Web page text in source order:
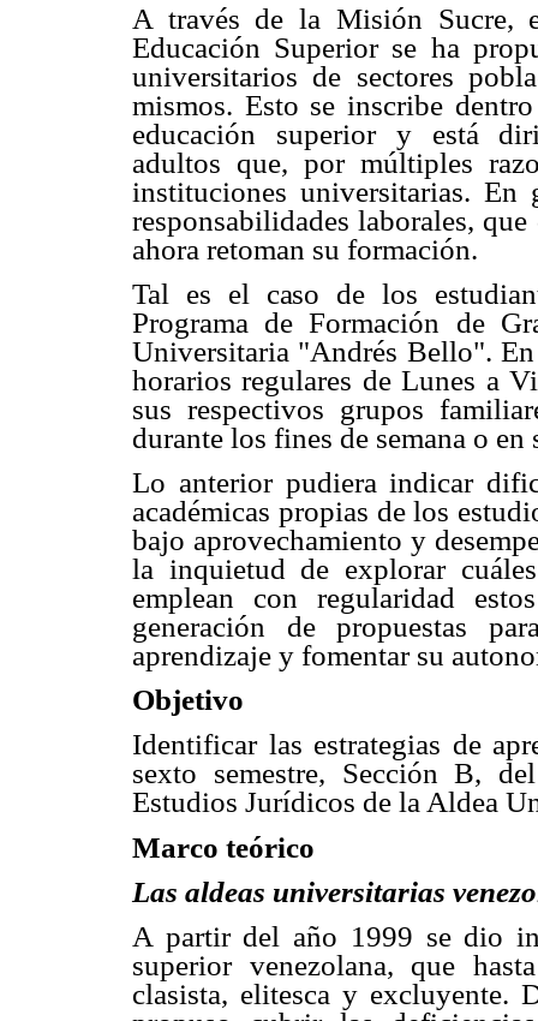
A través de la Misión Sucre,
Educación Superior se ha
universitarios de sectores
mismos. Esto se inscribe
educación superior y está
adultos que, por múltiples
instituciones universitarias. En
responsabilidades laborales,
ahora retoman su formación.
Tal es el caso de los
Programa de Formación de
Universitaria "Andrés Bello". En
horarios regulares de Lunes a
sus respectivos grupos
durante los fines de semana o
Lo anterior pudiera indicar
académicas propias de los
bajo aprovechamiento y
la inquietud de explorar
emplean con regularidad
generación de propuestas
aprendizaje y fomentar su
Objetivo
Identificar las estrategias de
sexto semestre, Sección B,
Estudios Jurídicos de la Aldea
Marco teórico
Las aldeas universitarias
A partir del año 1999 se dio
superior venezolana, que
clasista, elitesca y excluyente.